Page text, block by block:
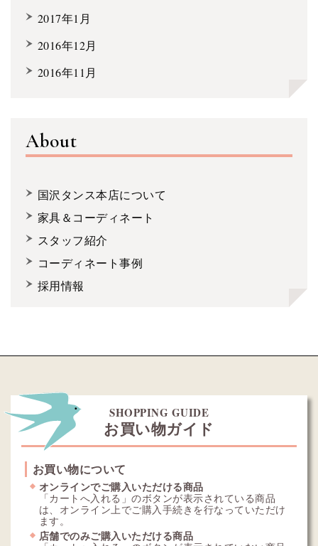
2017年1月
2016年12月
2016年11月
About
国沢タンス本店について
家具＆コーディネート
スタッフ紹介
コーディネート事例
採用情報
SHOPPING GUIDE
お買い物ガイド
お買い物について
オンラインでご購入いただける商品
「カートへ入れる」のボタンが表示されている商品
は、オンライン上でご購入手続きを行なっていただけ
ます。
店舗でのみご購入いただける商品